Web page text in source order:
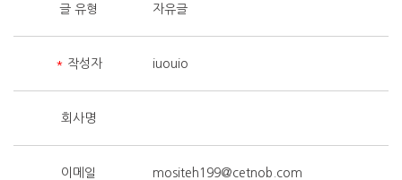
글 유형 자유글
* 작성자 iuouio
회사명
이메일 mositeh199@cetnob.com